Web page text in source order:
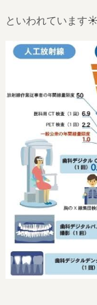
といわれています☀️